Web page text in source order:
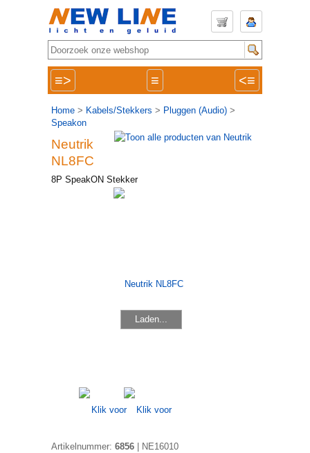
≡> ≡ <≡
Home > Kabels/Stekkers > Pluggen (Audio) >
Speakon
Neutrik
NL8FC
8P SpeakON Stekker
Laden...
Artikelnummer: 6856
NE16010